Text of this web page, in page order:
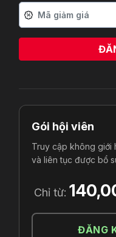
Gói hội viên
Truy cập không giới
và liên tục được bổ
Chỉ từ:
ĐĂNG